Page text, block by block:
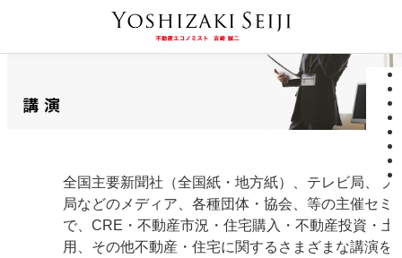
全国主要新聞社（全国紙・地方紙）、テレビ局、ラ
局などのメディア、各種団体・協会、等の主催セミ
で、CRE・不動産市況・住宅購入・不動産投資・土
用、その他不動産・住宅に関するさまざまな講演を